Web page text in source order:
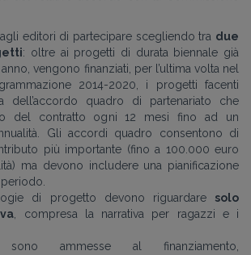
editori di partecipare scegliendo tra due
: oltre ai progetti di durata biennale già
vengono finanziati, per l’ultima volta nel
2014-2020, i progetti facenti
dell’accordo quadro di partenariato che
del contratto ogni 12 mesi fino ad un
Gli accordi quadro consentono di
più importante (fino a 100.000 euro
ma devono includere una pianificazione
di progetto devono riguardare solo
, compresa la narrativa per ragazzi e i
ammesse al finanziamento,